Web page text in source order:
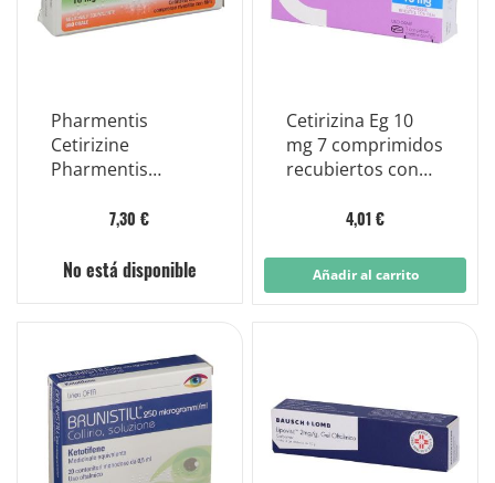
Pharmentis
Cetirizine
Pharmentis
Comprimidos
7,30 €
No está disponible
Cetirizina Eg 10
mg 7 comprimidos
recubiertos con
4,01 €
Añadir al carrito